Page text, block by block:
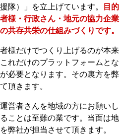
隊）」を立上げています。
目的
様・行政さん・地元の協力企業
共存共栄の仕組みづくりです。
様だけでつくり上げるのが本来
れだけのプラットフォームとな
必要となります。その裏方を弊
頂きます。
営者さんを地域の方にお願いし
ことは至難の業です。当面は地
弊社が担当させて頂きます。